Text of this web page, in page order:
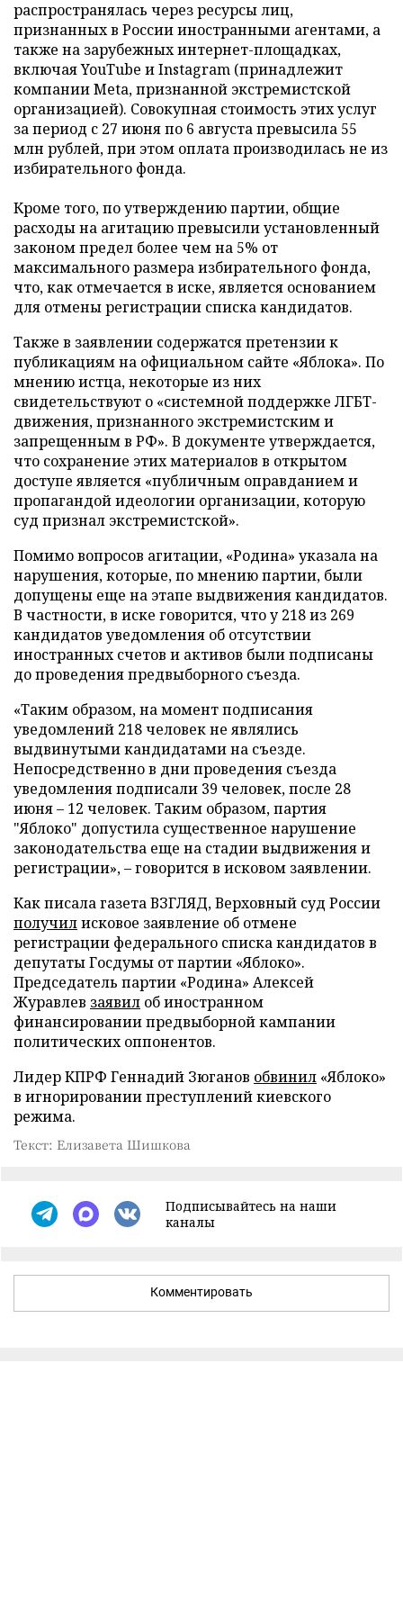
распространялась через ресурсы лиц,
признанных в России иностранными агентами, а
также на зарубежных интернет-площадках,
включая YouTube и Instagram (принадлежит
компании Meta, признанной экстремистской
организацией). Совокупная стоимость этих услуг
за период с 27 июня по 6 августа превысила 55
млн рублей, при этом оплата производилась не из
избирательного фонда.
Кроме того, по утверждению партии, общие
расходы на агитацию превысили установленный
законом предел более чем на 5% от
максимального размера избирательного фонда,
что, как отмечается в иске, является основанием
для отмены регистрации списка кандидатов.
Также в заявлении содержатся претензии к
публикациям на официальном сайте «Яблока». По
мнению истца, некоторые из них
свидетельствуют о «системной поддержке ЛГБТ-
движения, признанного экстремистским и
запрещенным в РФ». В документе утверждается,
что сохранение этих материалов в открытом
доступе является «публичным оправданием и
пропагандой идеологии организации, которую
суд признал экстремистской».
Помимо вопросов агитации, «Родина» указала на
нарушения, которые, по мнению партии, были
допущены еще на этапе выдвижения кандидатов.
В частности, в иске говорится, что у 218 из 269
кандидатов уведомления об отсутствии
иностранных счетов и активов были подписаны
до проведения предвыборного съезда.
«Таким образом, на момент подписания
уведомлений 218 человек не являлись
выдвинутыми кандидатами на съезде.
Непосредственно в дни проведения съезда
уведомления подписали 39 человек, после 28
июня – 12 человек. Таким образом, партия
"Яблоко" допустила существенное нарушение
законодательства еще на стадии выдвижения и
регистрации», – говорится в исковом заявлении.
Как писала газета ВЗГЛЯД, Верховный суд России
получилисковое заявление об отмене
регистрации федерального списка кандидатов в
депутаты Госдумы от партии «Яблоко».
Председатель партии «Родина» Алексей
Журавлев заявил об иностранном
финансировании предвыборной кампании
политических оппонентов.
Лидер КПРФ Геннадий Зюганов обвинил «Яблоко»
в игнорировании преступлений киевского
режима.
Текст: Елизавета Шишкова
Подписывайтесь на наши
каналы
Комментировать